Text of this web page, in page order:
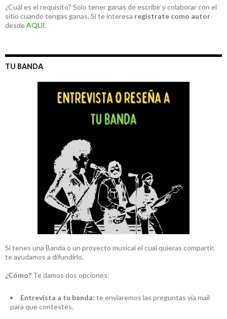
¿Cuál es el requisito? Solo tener ganas de escribir y colaborar con el
sitio cuando tengas ganas. Si te interesa registrate como autor
desdeAQUÍ.
TU BANDA
Si tenes una Banda o un proyecto musical el cual quieras compartir,
te ayudamos a difundirlo.
¿Cómo? Te damos dos opciones:
Entrevista a tu banda: te enviaremos las preguntas vía mail
para que contestes.